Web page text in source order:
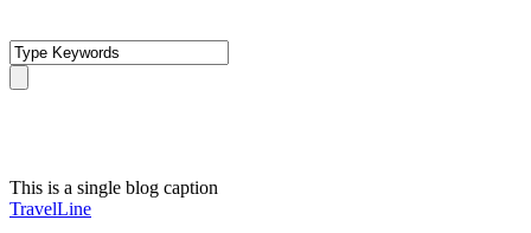
This is a single blog caption
TravelLine